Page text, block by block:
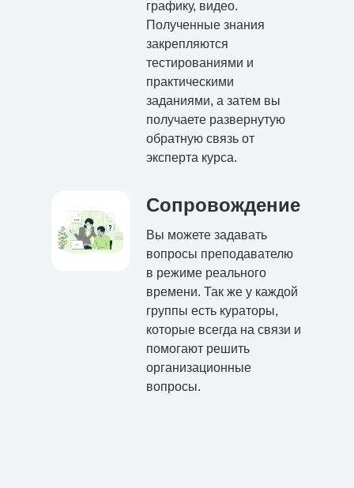
графику, видео.
Полученные знания
закрепляются
тестированиями и
практическими
заданиями, а затем вы
получаете развернутую
обратную связь от
эксперта курса.
Сопровождение
Вы можете задавать
вопросы преподавателю
в режиме реального
времени. Так же у каждой
группы есть кураторы,
которые всегда на связи и
помогают решить
организационные
вопросы.